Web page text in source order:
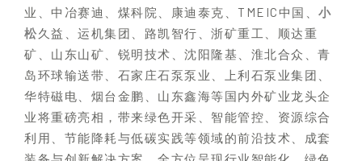
业、中冶赛迪、煤科院、康迪泰克、TMEIC中国、 小
松久益、运机集团、路凯智行、浙矿重工、顺达重
矿、山东山矿、锐明技术、沈阳隆基、淮北合众、青
岛环球输送带、石家庄石泵泵业、上利石泵业集团、
华特磁电、烟台金鹏、山东鑫海等国内外矿业龙头企
业将重磅亮相，带来绿色开采、智能管控、资源综合
利用、节能降耗与低碳实践等领域的前沿技术、成套